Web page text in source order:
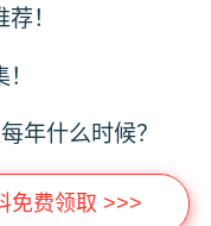
！
年什么时候？
免费领取 >>>